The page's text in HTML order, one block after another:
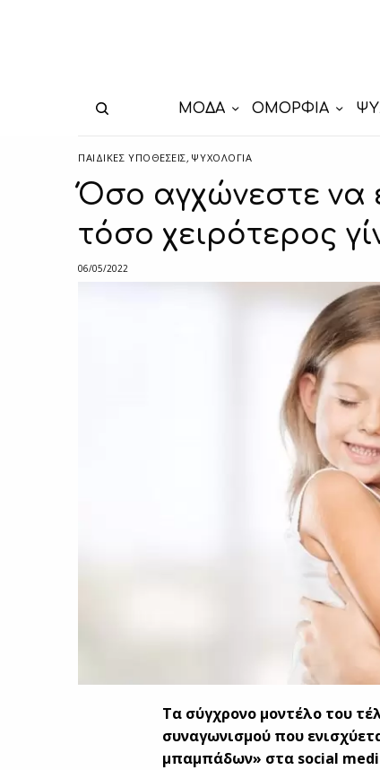
ΜΟΔΑ ΟΜΟΡΦΙΑ
ΠΑΙΔΙΚΈΣ ΥΠΟΘΈΣΕΙΣ, ΨΥΧΟΛΟΓΙΑ
Όσο αγχώνεστε να
τόσο χειρότερος
06/05/2022
Τα σύγχρονο μοντέλο του
συναγωνισμού που
μπαμπάδων» στα social